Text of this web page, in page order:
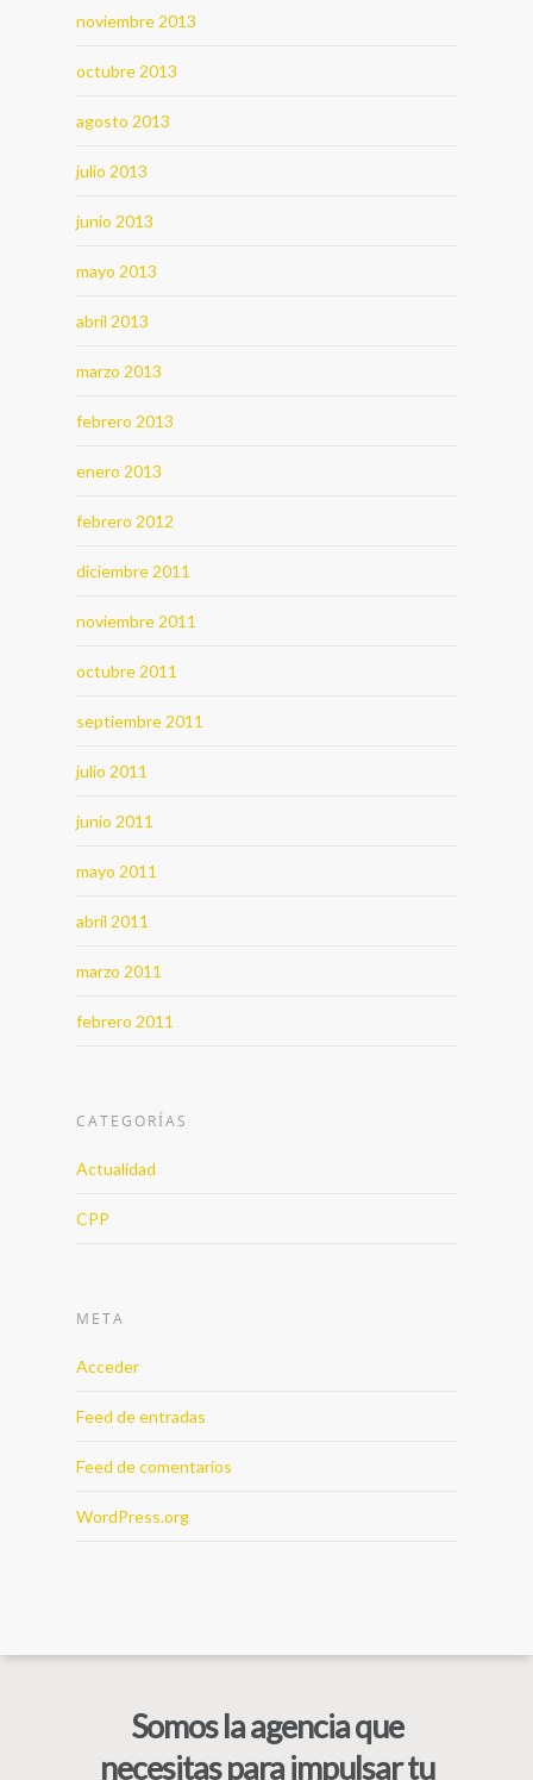
noviembre 2013
octubre 2013
agosto 2013
julio 2013
junio 2013
mayo 2013
abril 2013
marzo 2013
febrero 2013
enero 2013
febrero 2012
diciembre 2011
noviembre 2011
octubre 2011
septiembre 2011
julio 2011
junio 2011
mayo 2011
abril 2011
marzo 2011
febrero 2011
CATEGORÍAS
Actualidad
CPP
META
Acceder
Feed de entradas
Feed de comentarios
WordPress.org
Somos la agencia que
necesitas para impulsar tu